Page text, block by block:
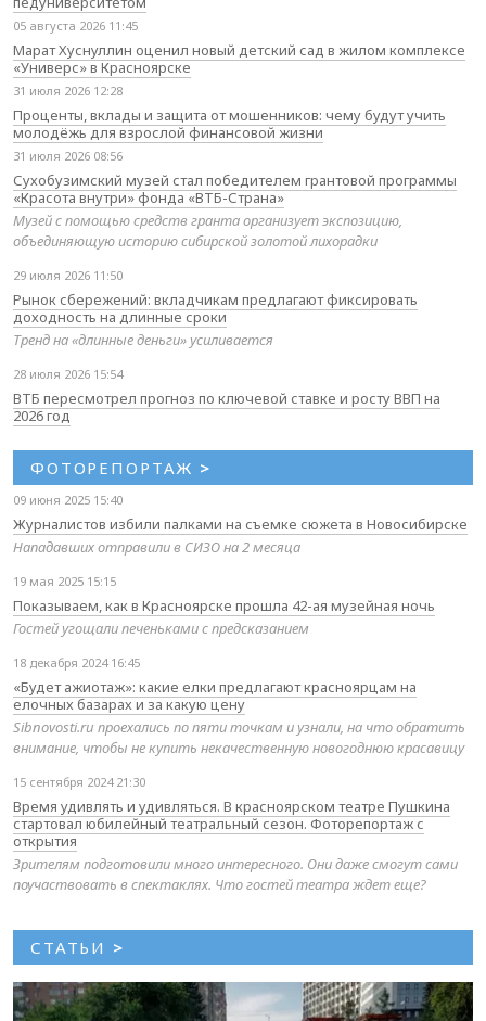
05 августа 2026 11:45
Марат Хуснуллин оценил новый детский сад в жилом комплексе
«Универс» в Красноярске
31 июля 2026 12:28
Проценты, вклады и защита от мошенников: чему будут учить
молодёжь для взрослой финансовой жизни
31 июля 2026 08:56
Сухобузимский музей стал победителем грантовой программы
«Красота внутри» фонда «ВТБ-Страна»
Музей с помощью средств гранта организует экспозицию,
объединяющую историю сибирской золотой лихорадки
29 июля 2026 11:50
Рынок сбережений: вкладчикам предлагают фиксировать
доходность на длинные сроки
Тренд на «длинные деньги» усиливается
28 июля 2026 15:54
ВТБ пересмотрел прогноз по ключевой ставке и росту ВВП на
2026 год
ФОТОРЕПОРТАЖ >
09 июня 2025 15:40
Журналистов избили палками на съемке сюжета в Новосибирске
Нападавших отправили в СИЗО на 2 месяца
19 мая 2025 15:15
Показываем, как в Красноярске прошла 42-ая музейная ночь
Гостей угощали печеньками с предсказанием
18 декабря 2024 16:45
«Будет ажиотаж»: какие елки предлагают красноярцам на
елочных базарах и за какую цену
Sibnovosti.ru проехались по пяти точкам и узнали, на что обратить
внимание, чтобы не купить некачественную новогоднюю красавицу
15 сентября 2024 21:30
Время удивлять и удивляться. В красноярском театре Пушкина
стартовал юбилейный театральный сезон. Фоторепортаж с
открытия
Зрителям подготовили много интересного. Они даже смогут сами
поучаствовать в спектаклях. Что гостей театра ждет еще?
СТАТЬИ >